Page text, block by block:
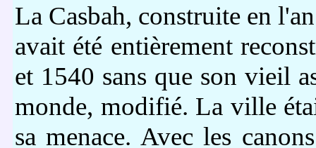
La Casbah, construite en
avait été entièrement
et 1540 sans que son vieil
monde, modifié. La ville
sa menace. Avec les